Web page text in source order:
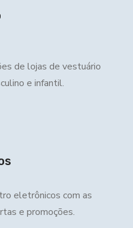
de lojas de vestuário
e infantil.
eletrônicos com as
e promoções.